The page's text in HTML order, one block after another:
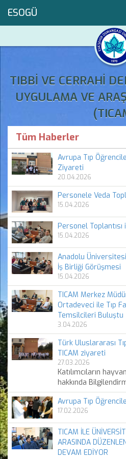
ESOGÜ
TIBBİ VE CERRAHİ
UYGULAMA VE
Tüm Haberler
Avrupa Tıp
Ziyareti
20.04.2026
Personele Veda
15.04.2026
Personel
15.04.2026
Anadolu
İş Birliği Görüşmesi
15.04.2026
TICAM Merkez
Ortadeveci ile Tıp
Temsilcileri Buluştu
3.04.2026
Türk Uluslararası
TICAM ziyareti
27.03.2026
Katılımcıların
hakkında
Avrupa Tıp
17.02.2026
TICAM İLE
ARASINDA
DEVAM EDİYOR